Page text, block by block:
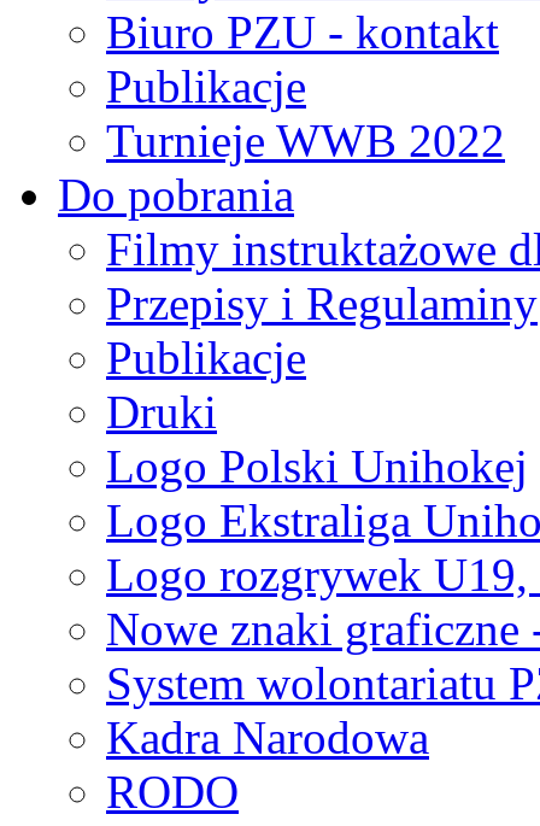
Biuro PZU - kontakt
Publikacje
Turnieje WWB 2022
Do pobrania
Filmy instruktażowe
Przepisy i Regulaminy
Publikacje
Druki
Logo Polski Unihokej
Logo Ekstraliga
Logo rozgrywek
Nowe znaki graficzne
System wolontariatu
Kadra Narodowa
RODO